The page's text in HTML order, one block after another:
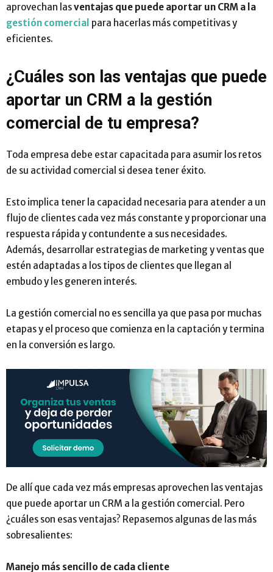
aprovechan lasventajas que puede aportar un CRM a la
gestión comercial para hacerlas más competitivas y
eficientes.
¿Cuáles son las ventajas que puede
aportar un CRM a la gestión
comercial de tu empresa?
Toda empresa debe estar capacitada para asumir los retos
de su actividad comercial si desea tener éxito.
Esto implica tener la capacidad necesaria para atender a un
flujo de clientes cada vez más constante y proporcionar una
respuesta rápida y contundente a sus necesidades.
Además, desarrollar estrategias de marketing y ventas que
estén adaptadas a los tipos de clientes que llegan al
embudo y les generen interés.
La gestión comercial no es sencilla ya que pasa por muchas
etapas y el proceso que comienza en la captación y termina
en la conversión es largo.
De allí que cada vez más empresas aprovechen las ventajas
que puede aportar un CRM a la gestión comercial. Pero
¿cuáles son esas ventajas? Repasemos algunas de las más
sobresalientes:
Manejo más sencillo de cada cliente